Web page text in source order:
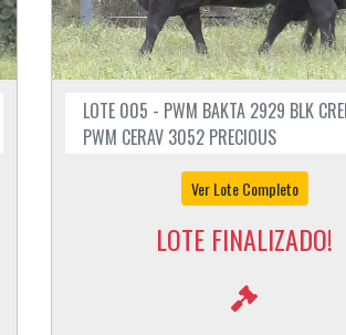
LOTE 005 - PWM BAKTA 2929 BLK
PWM CERAV 3052 PRECIOUS
Ver Lote Completo
LOTE FINALIZADO!